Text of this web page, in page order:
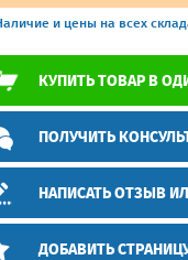
и цены на всех
КУПИТЬ ТОВАР В
ПОЛУЧИТЬ
НАПИСАТЬ ОТЗЫВ
ДОБАВИТЬ